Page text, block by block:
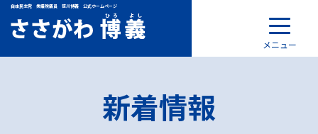
自由民主党 衆議院議員 笹川博義 公式ホームページ
メニュー
新着情報